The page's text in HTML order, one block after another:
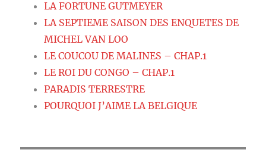
LA FORTUNE GUTMEYER
LA SEPTIEME SAISON DES ENQUETES DE
MICHEL VAN LOO
LE COUCOU DE MALINES – CHAP.1
LE ROI DU CONGO – CHAP.1
PARADIS TERRESTRE
POURQUOI J’AIME LA BELGIQUE